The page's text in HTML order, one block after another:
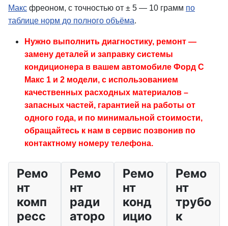
Макс фреоном, с точностью от ± 5 — 10 грамм по
таблице норм до полного объёма.
Нужно выполнить диагностику, ремонт —
замену деталей и заправку системы
кондиционера в вашем автомобиле Форд С
Макс 1 и 2 модели, с использованием
качественных расходных материалов –
запасных частей, гарантией на работы от
одного года, и по минимальной стоимости,
обращайтесь к нам в сервис позвонив по
контактному номеру телефона.
Ремо
нт
комп
ресс
Ремо
нт
ради
аторо
Ремо
нт
конд
ицио
Ремо
нт
трубо
к